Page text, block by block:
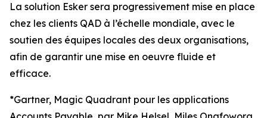
La solution Esker sera progressivement mise en place
chez les clients QAD à l’échelle mondiale, avec le
soutien des équipes locales des deux organisations,
afin de garantir une mise en oeuvre fluide et
efficace.
*Gartner, Magic Quadrant pour les applications